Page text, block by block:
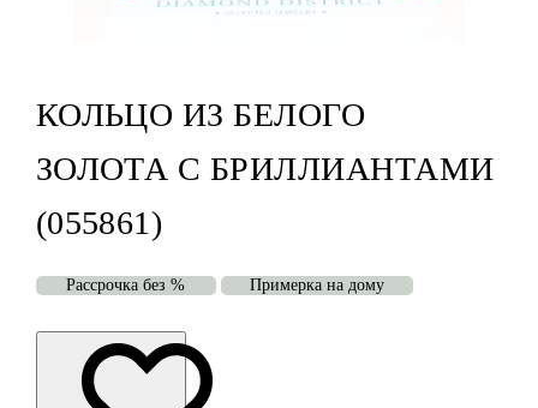
КОЛЬЦО ИЗ БЕЛОГО
ЗОЛОТА С БРИЛЛИАНТАМИ
(055861)
Рассрочка без % Примерка на дому